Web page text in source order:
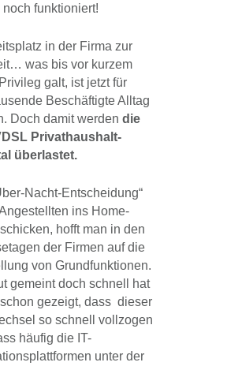
noch funktioniert!
in der Firma zur
was bis vor kurzem
galt, ist jetzt für
Beschäftigte Alltag
Doch damit werden die
Privathaushalt-
überlastet.
Nacht-Entscheidung“
ins Home-
hofft man in den
der Firmen auf die
von Grundfunktionen.
gemeint doch schnell hat
gezeigt, dass dieser
so schnell vollzogen
häufig die IT-
unter der